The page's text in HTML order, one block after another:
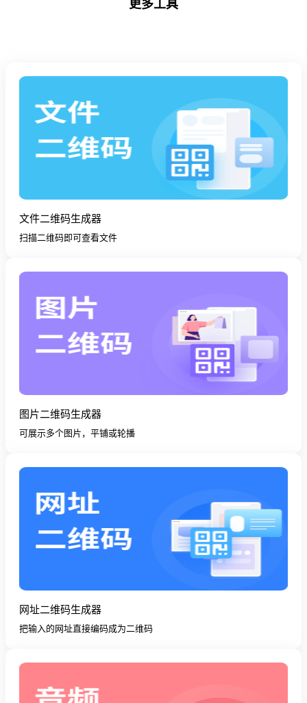
文件二维码生成器
扫描二维码即可查看文件
图片二维码生成器
可展示多个图片，平铺或轮播
网址二维码生成器
把输入的网址直接编码成为二维码